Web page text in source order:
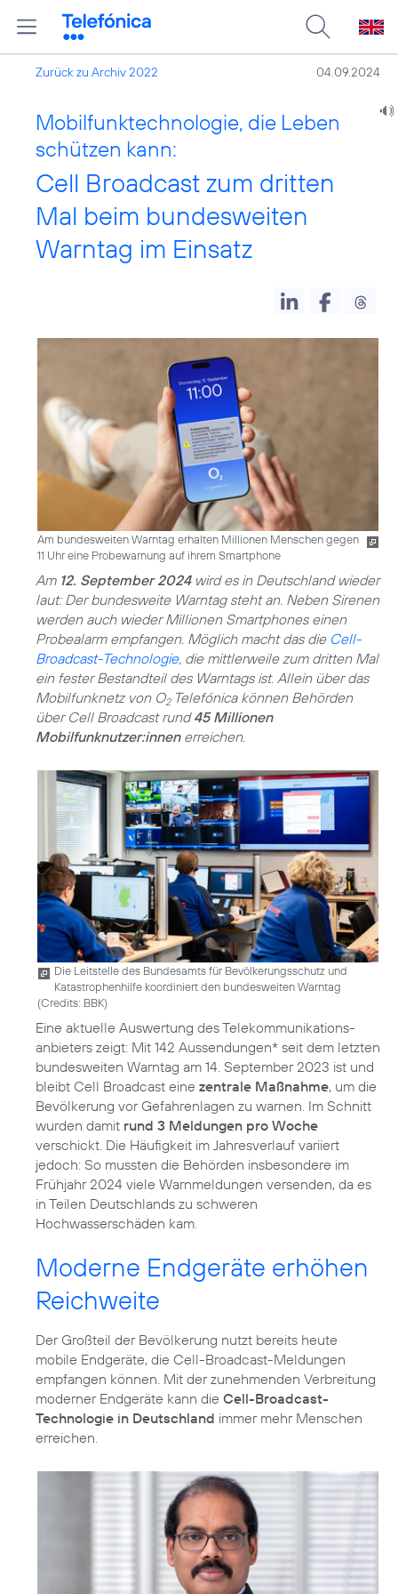
Zurück zu Archiv 2022 04.09.2024
Mobilfunktechnologie, die Leben
schützen kann:
Cell Broadcast zum dritten
Mal beim bundesweiten
Warntag im Einsatz
Am bundesweiten Warntag erhalten Millionen Menschen gegen
11 Uhr eine Probewarnung auf ihrem Smartphone
Am 12. September 2024wird es in Deutschland wieder
laut: Der bundesweite Warntag steht an. Neben Sirenen
werden auch wieder Millionen Smartphones einen
Probealarm empfangen. Möglich macht das die Cell-
Broadcast-Technologie, die mittlerweile zum dritten Mal
ein fester Bestandteil des Warntags ist. Allein über das
Mobilfunknetz von O2Telefónica können Behörden
über Cell Broadcast rund45 Millionen
Mobilfunknutzer:innenerreichen.
Die Leitstelle des Bundesamts für Bevölkerungsschutz und
Katastrophenhilfe koordiniert den bundesweiten Warntag
(Credits: BBK)
Eine aktuelle Auswertung des Telekommunikations­
anbieters zeigt: Mit 142 Aussendungen* seit dem letzten
bundesweiten Warntag am 14. September 2023 ist und
bleibt Cell Broadcast eine zentrale Maßnahme, um die
Bevölkerung vor Gefahrenlagen zu warnen. Im Schnitt
wurden damit rund 3 Meldungen pro Woche
verschickt. Die Häufigkeit im Jahresverlauf variiert
jedoch: So mussten die Behörden insbesondere im
Frühjahr 2024 viele Warnmeldungen versenden, da es
in Teilen Deutschlands zu schweren
Hochwasserschäden kam.
Moderne Endgeräte erhöhen
Reichweite
Der Großteil der Bevölkerung nutzt bereits heute
mobile Endgeräte, die Cell-Broadcast-Meldungen
empfangen können. Mit der zunehmenden Verbreitung
moderner Endgeräte kann die Cell-Broadcast-
Technologie in Deutschland immer mehr Menschen
erreichen.